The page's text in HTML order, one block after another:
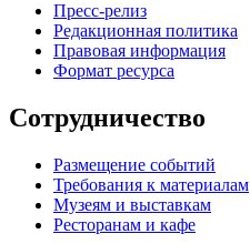
Пресс-релиз
Редакционная политика
Правовая информация
Формат ресурса
Сотрудничество
Размещение событий
Требования к материалам
Музеям и выставкам
Ресторанам и кафе